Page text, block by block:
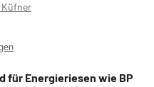
für Energieriesen wie BP